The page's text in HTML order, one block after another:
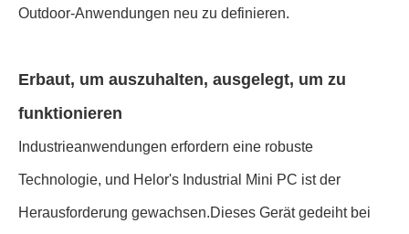
Outdoor-Anwendungen neu zu definieren.
Erbaut, um auszuhalten, ausgelegt, um zu
funktionieren
Industrieanwendungen erfordern eine robuste
Technologie, und Helor's Industrial Mini PC ist der
Herausforderung gewachsen.Dieses Gerät gedeiht bei